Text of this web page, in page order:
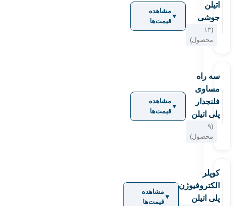
اتیلن
جوشی
(۱۳
محصول)
▼
مشاهده
قیمت‌ها
سه راه
مساوی
فلنجدار
پلی اتیلن
(۹
محصول)
▼
مشاهده
قیمت‌ها
کوپلر
الکتروفیوژن
پلی اتیلن
▼
مشاهده
قیمت‌ها